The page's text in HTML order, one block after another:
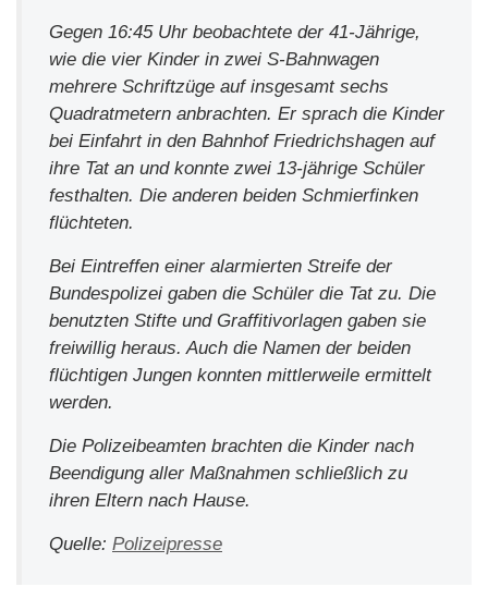
Gegen 16:45 Uhr beobachtete der 41-Jährige,
wie die vier Kinder in zwei S-Bahnwagen
mehrere Schriftzüge auf insgesamt sechs
Quadratmetern anbrachten. Er sprach die Kinder
bei Einfahrt in den Bahnhof Friedrichshagen auf
ihre Tat an und konnte zwei 13-jährige Schüler
festhalten. Die anderen beiden Schmierfinken
flüchteten.
Bei Eintreffen einer alarmierten Streife der
Bundespolizei gaben die Schüler die Tat zu. Die
benutzten Stifte und Graffitivorlagen gaben sie
freiwillig heraus. Auch die Namen der beiden
flüchtigen Jungen konnten mittlerweile ermittelt
werden.
Die Polizeibeamten brachten die Kinder nach
Beendigung aller Maßnahmen schließlich zu
ihren Eltern nach Hause.
Quelle: Polizeipresse